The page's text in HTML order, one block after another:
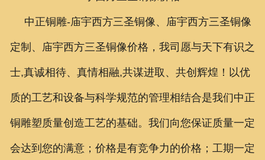
中正铜雕-庙宇西方三圣铜像、庙宇西方三圣铜像
定制、庙宇西方三圣铜像价格 ，我司愿与天下有识之
士,真诚相待、真情相融,共谋进取、共创辉煌！以优
质的工艺和设备与科学规范的管理相结合是我们中正
铜雕塑质量创造工艺的基础。我们向您保证质量一定
会达到您的满意；价格是有竞争力的价格；工期一定